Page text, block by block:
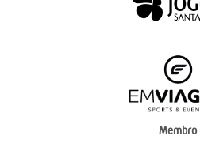
Membro